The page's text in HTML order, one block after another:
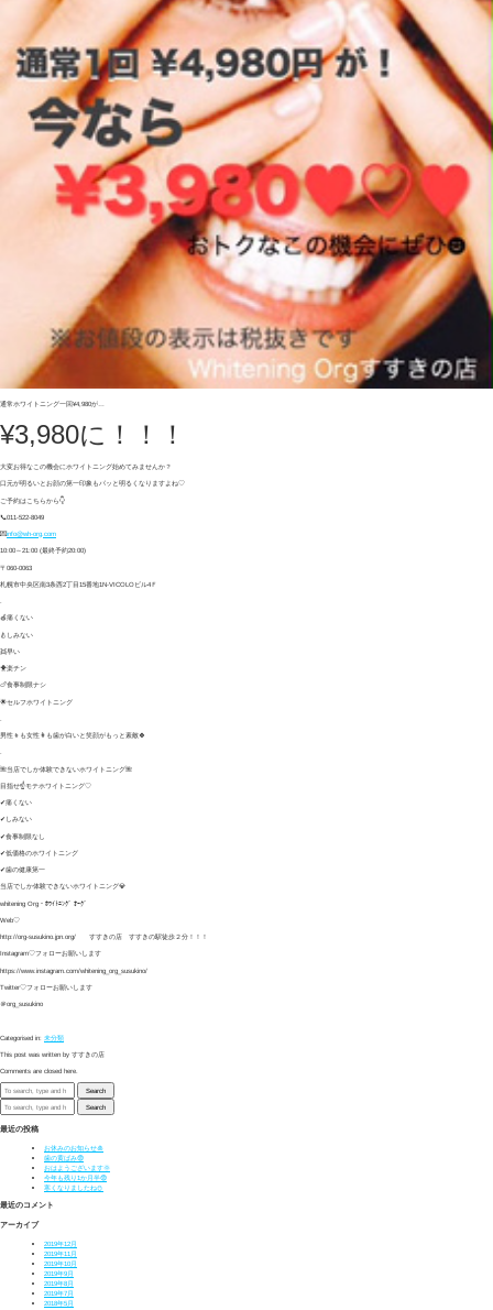
通常ホワイトニング一回¥4,980が…
¥3,980に！！！
大変お得なこの機会にホワイトニング始めてみませんか？
口元が明るいとお顔の第一印象もパッと明るくなりますよね♡
ご予約はこちらから👇
📞011-522-8049
💌info@wh-org.com
10:00～21:00 (最終予約20:00)
〒060-0063
札幌市中央区南3条西2丁目15番地1N-VICOLOビル4Ｆ
🍎痛くない
🍐しみない
👯早い
🐥楽チン
🍗食事制限ナシ
🌟セルフホワイトニング
男性👦も女性👩も歯が白いと笑顔がもっと素敵🍀
.
🌺当店でしか体験できないホワイトニング🌺
目指せ☝️モテホワイトニング♡
✔︎痛くない
✔︎しみない
✔︎食事制限なし
✔︎低価格のホワイトニング
✔︎歯の健康第一
当店でしか体験できないホワイトニング💎
whitening Org・ﾎﾜｲﾄﾆﾝｸﾞ ｵｰｸﾞ
Web♡
http://org-susukino.jpn.org/ すすきの店 すすきの駅徒歩２分！！！
Instagram♡フォローお願いします
https://www.instagram.com/whitening_org_susukino/
Twitter♡フォローお願いします
＠org_susukino
Categorised in: 未分類
This post was written by すすきの店
Comments are closed here.
Search
Search
最近の投稿
お休みのお知らせ🎍
歯の黄ばみ😨
おはようございます🌞
今年も残り1か月半😨
寒くなりましたね⛄
最近のコメント
アーカイブ
2019年12月
2019年11月
2019年10月
2019年9月
2019年8月
2019年7月
2018年5月